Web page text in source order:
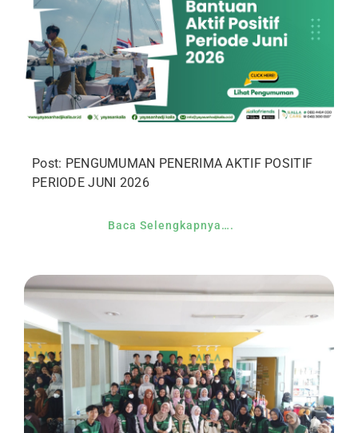
Post: PENGUMUMAN PENERIMA AKTIF POSITIF
PERIODE JUNI 2026
Baca Selengkapnya….